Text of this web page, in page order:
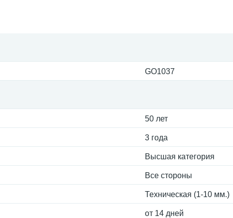
GO1037
50 лет
3 года
Высшая категория
Все стороны
Техническая (1-10 мм.)
от 14 дней